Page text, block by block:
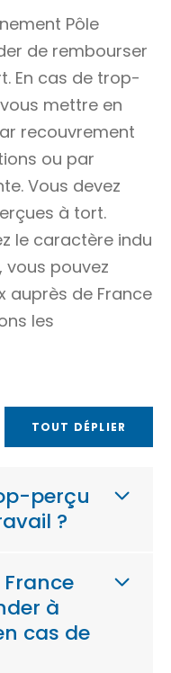
Pôle
de rembourser
En cas de trop-
mettre en
recouvrement
ou par
. Vous devez
à tort.
le caractère indu
pouvez
auprès de France
les
TOUT DÉPLIER
perçu
?
à
cas de